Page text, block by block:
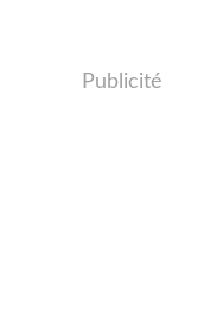
Publicité